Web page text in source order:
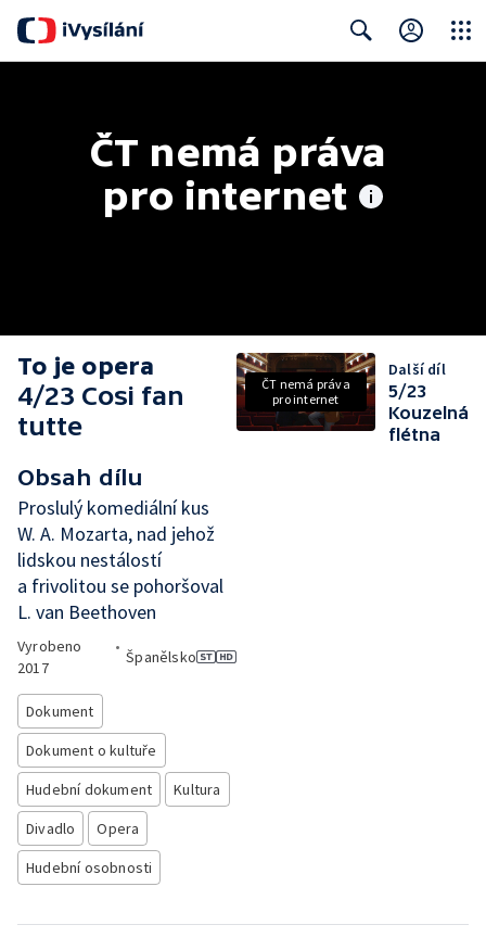
ČT nemá práva
pro internet
To je opera
4/23 Cosi fan
tutte
Obsah dílu
Proslulý komediální kus
W. A. Mozarta, nad jehož
lidskou nestálostí
a frivolitou se pohoršoval
L. van Beethoven
Vyrobeno
2017
•
Španělsko
Dokument
Dokument o kultuře
Hudební dokument
Kultura
Divadlo
Opera
Hudební osobnosti
ČT nemá práva
pro internet
Další díl
5/23
Kouzelná
flétna